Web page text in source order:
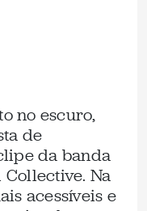
no escuro,
de
da banda
Na
acessíveis e